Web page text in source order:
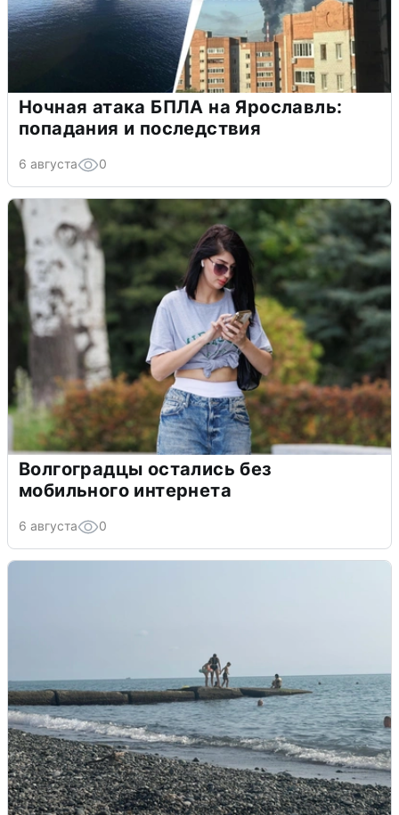
Ночная атака БПЛА на Ярославль:
попадания и последствия
6 августа 0
Волгоградцы остались без
мобильного интернета
6 августа 0